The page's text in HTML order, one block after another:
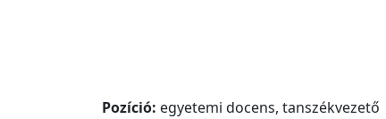
Pozíció: egyetemi docens, tanszékvezető